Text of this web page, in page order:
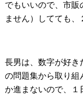
でもいいので、市販
ません）してても、
長男は、数字が好き
の問題集から取り組
か進まないので、